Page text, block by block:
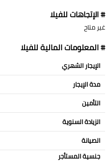
# الإتجاهات للفيلا
غير متاح
# المعلومات المالية للفيلا
الإيجار الشهري
مدة الإيجار
التأمين
الزيادة السنوية
الصيانة
جنسية المستأجر